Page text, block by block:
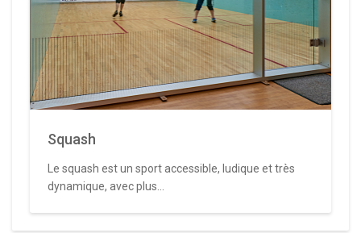
Squash
Le squash est un sport accessible, ludique et très
dynamique, avec plus...